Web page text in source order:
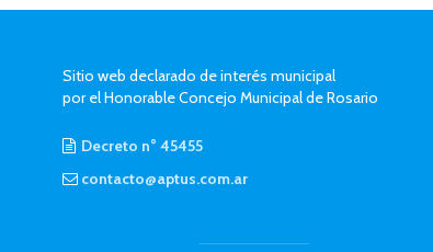
Sitio web declarado de interés municipal
por el Honorable Concejo Municipal de Rosario
Decreto n° 45455
contacto@aptus.com.ar